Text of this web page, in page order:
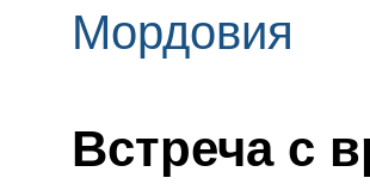
Мордовия
Встреча с